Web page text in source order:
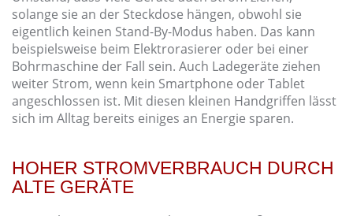
solange sie an der Steckdose hängen, obwohl sie
eigentlich keinen Stand-By-Modus haben. Das kann
beispielsweise beim Elektrorasierer oder bei einer
Bohrmaschine der Fall sein. Auch Ladegeräte ziehen
weiter Strom, wenn kein Smartphone oder Tablet
angeschlossen ist. Mit diesen kleinen Handgriffen lässt
sich im Alltag bereits einiges an Energie sparen.
HOHER STROMVERBRAUCH DURCH
ALTE GERÄTE